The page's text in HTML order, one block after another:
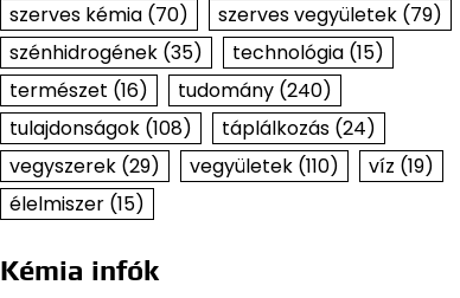
szerves kémia(70) szerves vegyületek(79)
szénhidrogének(35) technológia(15)
természet (16) tudomány(240)
tulajdonságok(108) táplálkozás(24)
vegyszerek(29) vegyületek(110) víz (19)
élelmiszer(15)
Kémia infók